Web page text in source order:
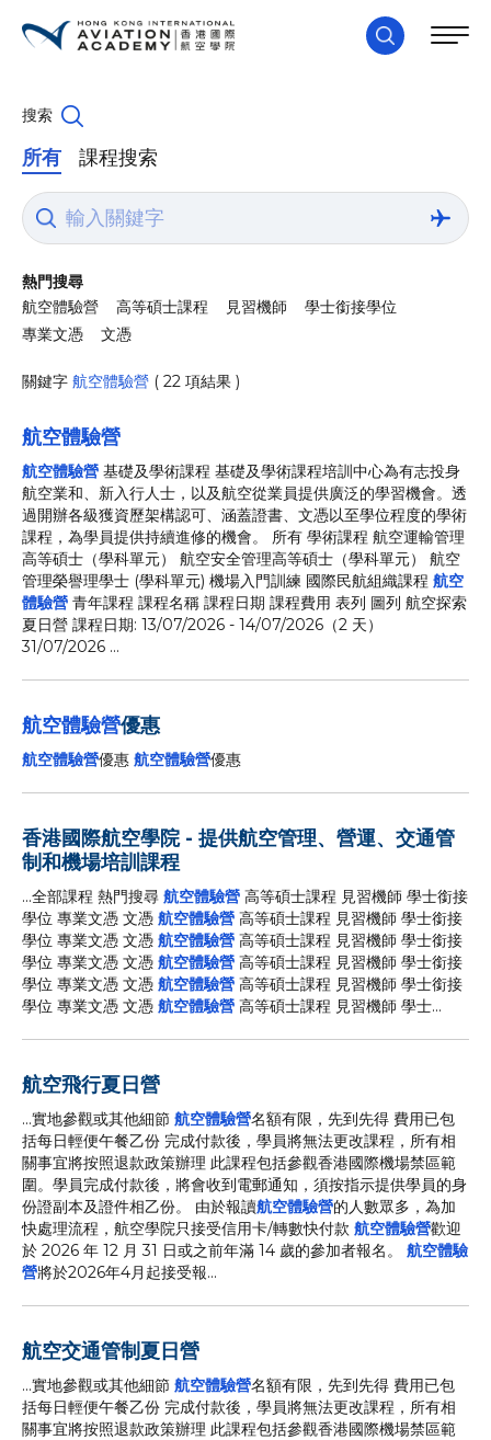
搜索
所有 課程搜索
熱門搜尋
航空體驗營
高等碩士課程 見習機師
學士銜接學位
專業文憑
文憑
關鍵字 航空體驗營 ( 22 項結果 )
航空體驗營
航空體驗營 基礎及學術課程 基礎及學術課程培訓中心為有志投身
航空業和、新入行人士，以及航空從業員提供廣泛的學習機會。透
過開辦各級獲資歷架構認可、涵蓋證書、文憑以至學位程度的學術
課程，為學員提供持續進修的機會。 所有 學術課程 航空運輸管理
高等碩士（學科單元） 航空安全管理高等碩士（學科單元） 航空
管理榮譽理學士 (學科單元) 機場入門訓練 國際民航組織課程 航空
體驗營 青年課程 課程名稱 課程日期 課程費用 表列 圖列 航空探索
夏日營 課程日期: 13/07/2026 - 14/07/2026（2 天）
31/07/2026 ...
航空體驗營優惠
航空體驗營優惠 航空體驗營優惠
香港國際航空學院 - 提供航空管理、營運、交通管
制和機場培訓課程
...全部課程 熱門搜尋 航空體驗營 高等碩士課程 見習機師 學士銜接
學位 專業文憑 文憑 航空體驗營 高等碩士課程 見習機師 學士銜接
學位 專業文憑 文憑 航空體驗營 高等碩士課程 見習機師 學士銜接
學位 專業文憑 文憑 航空體驗營 高等碩士課程 見習機師 學士銜接
學位 專業文憑 文憑 航空體驗營 高等碩士課程 見習機師 學士銜接
學位 專業文憑 文憑 航空體驗營 高等碩士課程 見習機師 學士...
航空飛行夏日營
...實地參觀或其他細節 航空體驗營名額有限，先到先得 費用已包
括每日輕便午餐乙份 完成付款後，學員將無法更改課程，所有相
關事宜將按照退款政策辦理 此課程包括參觀香港國際機場禁區範
圍。學員完成付款後，將會收到電郵通知，須按指示提供學員的身
份證副本及證件相乙份。 由於報讀航空體驗營的人數眾多，為加
快處理流程，航空學院只接受信用卡/轉數快付款 航空體驗營歡迎
於 2026 年 12 月 31 日或之前年滿 14 歲的參加者報名。 航空體驗
營將於2026年4月起接受報...
航空交通管制夏日營
...實地參觀或其他細節 航空體驗營名額有限，先到先得 費用已包
括每日輕便午餐乙份 完成付款後，學員將無法更改課程，所有相
關事宜將按照退款政策辦理 此課程包括參觀香港國際機場禁區範